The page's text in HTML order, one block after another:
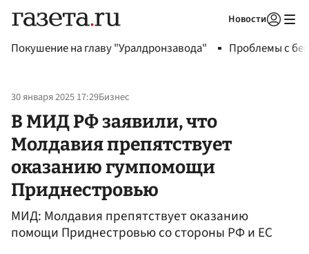
Новости
Покушение на главу "Уралдронзавода" Проблемы с
30 января 2025 17:29Бизнес
В МИД РФ заявили, что
Молдавия препятствует
оказанию гумпомощи
Приднестровью
МИД: Молдавия препятствует оказанию
помощи Приднестровью со стороны РФ и ЕС